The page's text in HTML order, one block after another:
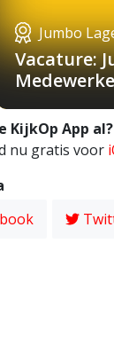
Jumbo
Vacature:
KijkOp App al?
nu gratis voor